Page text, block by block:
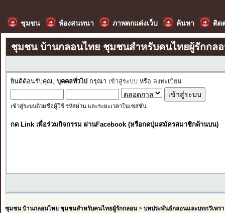
ชุมชน ห้องสนทนา ภาพตกแต่งเว็บ ค้นหา ติด
ชุมชน บ้านกลอนไทย ชุมชนสำหรับคนไทยผู้รักกล
ยินดีต้อนรับคุณ, บุคคลทั่วไป กรุณา เข้าสู่ระบบ หรือ ลงทะเบียน
เข้าสู่ระบบด้วยชื่อผู้ใช้ รหัสผ่าน และระยะเวลาในเซสชั่น
กด Link เพื่อร่วมกิจกรรม ผ่านFacebook (หรือกดปุ่มสมัครสมาชิกด้านบน)
ชุมชน บ้านกลอนไทย ชุมชนสำหรับคนไทยผู้รักกลอน> บทประพันธ์กลอนและบทกวีเพรา